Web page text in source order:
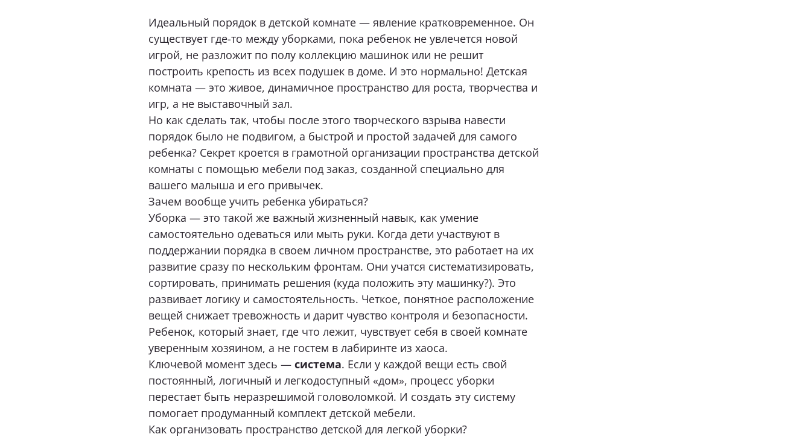
Идеальный порядок в детской комнате — явление кратковременное. Он
существует где-то между уборками, пока ребенок не увлечется новой
игрой, не разложит по полу коллекцию машинок или не решит
построить крепость из всех подушек в доме. И это нормально! Детская
комната — это живое, динамичное пространство для роста, творчества и
игр, а не выставочный зал.
Но как сделать так, чтобы после этого творческого взрыва навести
порядок было не подвигом, а быстрой и простой задачей для самого
ребенка? Секрет кроется в грамотной организации пространства детской
комнаты с помощью мебели под заказ, созданной специально для
вашего малыша и его привычек.
Зачем вообще учить ребенка убираться?
Уборка — это такой же важный жизненный навык, как умение
самостоятельно одеваться или мыть руки. Когда дети участвуют в
поддержании порядка в своем личном пространстве, это работает на их
развитие сразу по нескольким фронтам. Они учатся систематизировать,
сортировать, принимать решения (куда положить эту машинку?). Это
развивает логику и самостоятельность. Четкое, понятное расположение
вещей снижает тревожность и дарит чувство контроля и безопасности.
Ребенок, который знает, где что лежит, чувствует себя в своей комнате
уверенным хозяином, а не гостем в лабиринте из хаоса.
Ключевой момент здесь — система. Если у каждой вещи есть свой
постоянный, логичный и легкодоступный «дом», процесс уборки
перестает быть неразрешимой головоломкой. И создать эту систему
помогает продуманный комплект детской мебели.
Как организовать пространство детской для легкой уборки?
Как к Вам обращаться?
Телефон
Какая мебель вас интересует?
Опишите ваши пожелания и предпочтения
Прикрепить файл (1 файл, до 10 Мб)
Я даю согласие на обработку персональных данных
Я принимаю условияполитики конфиденциальности
ОТПРАВИТЬ
Нажимая кнопку «Отправить», я даю свое согласие на обработку моих персональных данных, в
соответствии с Федеральным законом от 27.07.2006 года № 152-ФЗ «О персональных данных», на условиях
и для целей, определенных вСогласии на обработку персональных данных *
ТД «Премьер Дом», 2 этаж
+7 (967) 555-68-60
Перейти
стр.5, ТЦ «Новый Магнат» 1
Перейти
Сургут, ул. Маяковского, 57,
Интерьер-Центр «Гулливер»
+7 (967) 555-49-07